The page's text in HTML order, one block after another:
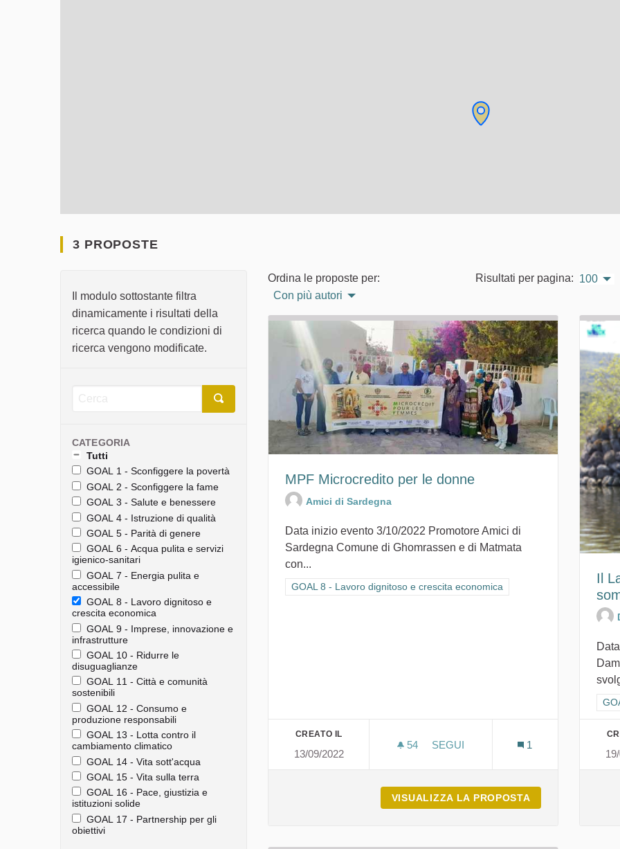
3 PROPOSTE
Il modulo sottostante filtra
dinamicamente i risultati della
ricerca quando le condizioni di
ricerca vengono modificate.
CATEGORIA
Tutti
GOAL 1 - Sconfiggere la povertà
GOAL 2 - Sconfiggere la fame
GOAL 3 - Salute e benessere
GOAL 4 - Istruzione di qualità
GOAL 5 - Parità di genere
GOAL 6 - Acqua pulita e servizi
igienico-sanitari
GOAL 7 - Energia pulita e
accessibile
GOAL 8 - Lavoro dignitoso e
crescita economica
GOAL 9 - Imprese, innovazione e
infrastrutture
GOAL 10 - Ridurre le
disuguaglianze
GOAL 11 - Città e comunità
sostenibili
GOAL 12 - Consumo e
produzione responsabili
GOAL 13 - Lotta contro il
cambiamento climatico
GOAL 14 - Vita sott'acqua
GOAL 15 - Vita sulla terra
GOAL 16 - Pace, giustizia e
istituzioni solide
GOAL 17 - Partnership per gli
obiettivi
Ordina le proposte per:
Con più autori
Risultati per pagina: 100
MPF Microcredito per le donne
Amici di Sardegna
Data inizio evento 3/10/2022 Promotore Amici di
Sardegna Comune di Ghomrassen e di Matmata
con...
Filtra i risultati per categoria: GOAL 8 - Lavoro dignitoso e crescita
GOAL 8 - Lavoro dignitoso e crescita economica
CREATO IL
13/09/2022
54 54 SOSTENITORI
SEGUI
MPF MICROCREDITO PER LE DONNE
1
VISUALIZZA LA PROPOSTA MPF
Il